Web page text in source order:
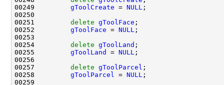
00249 gToolCreate = NULL
00251 delete gToolFace
00252 gToolFace = NULL
00254 delete gToolLand
00255 gToolLand = NULL
00257 delete gToolParcel
00258 gToolParcel = NULL